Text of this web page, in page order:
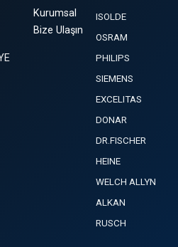
Kurumsal
Bize Ulaşın
ISOLDE
OSRAM
PHILIPS
SIEMENS
EXCELITAS
DONAR
DR.FISCHER
HEINE
WELCH ALLYN
ALKAN
RUSCH